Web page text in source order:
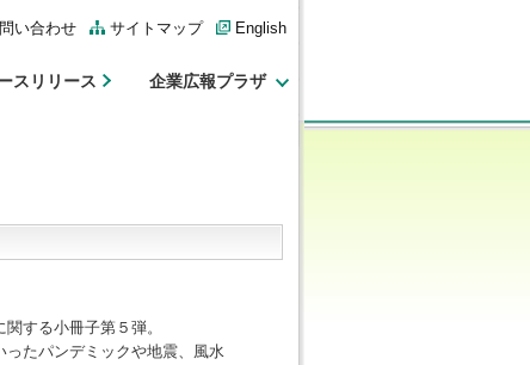
い合わせ サイトマップ English
スリリース 企業広報プラザ
する小冊子第５弾。
たパンデミックや地震、風水